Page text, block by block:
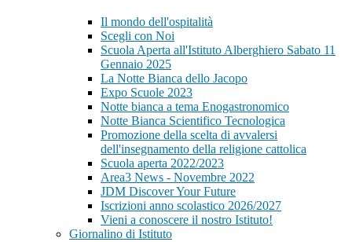
Il mondo dell'ospitalità
Scegli con Noi
Scuola Aperta all'Istituto Alberghiero Sabato 11
Gennaio 2025
La Notte Bianca dello Jacopo
Expo Scuole 2023
Notte bianca a tema Enogastronomico
Notte Bianca Scientifico Tecnologica
Promozione della scelta di avvalersi
dell'insegnamento della religione cattolica
Scuola aperta 2022/2023
Area3 News - Novembre 2022
JDM Discover Your Future
Iscrizioni anno scolastico 2026/2027
Vieni a conoscere il nostro Istituto!
Giornalino di Istituto